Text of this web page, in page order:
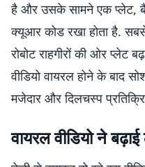
है और उसके सामने एक प्लेट,
क्यूआर कोड रखा होता है.
रोबोट राहगीरों की ओर प्लेट
वीडियो वायरल होने के बाद
मजेदार और दिलचस्प
वायरल वीडियो ने बढ़ाई